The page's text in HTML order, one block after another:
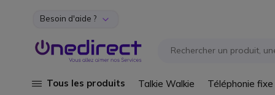
Aller au contenu
Besoin d'aide ?
Tous les produits Talkie Walkie Téléphonie fixe